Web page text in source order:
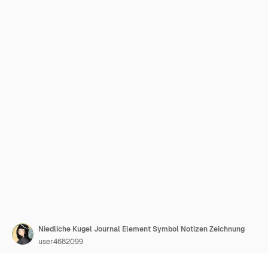
Niedliche Kugel Journal Element Symbol Notizen Zeichnung
user4682099